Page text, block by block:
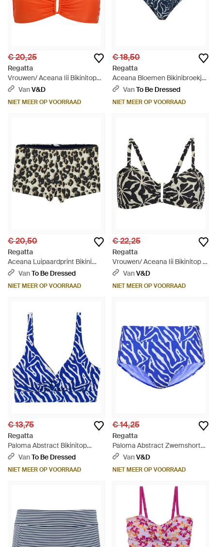
€ 20,25
Regatta
Vrouwen/ Aceana Iii Bikinitop
(Mandarijn Tango) - Oranje
VanV&D
NIET MEER OP VOORRAAD
€ 18,50
Regatta
Aceana Bloemen Bikinibroekje
(Marine) - Blauw
VanTo Be Dressed
NIET MEER OP VOORRAAD
€ 20,50
Regatta
Aceana Luipaardprint Bikini
Shorts (Multikleur) - Zwart
VanTo Be Dressed
NIET MEER OP VOORRAAD
€ 22,25
Regatta
Vrouwen/ Aceana Iii Bikinitop -
Zwart
VanV&D
NIET MEER OP VOORRAAD
€ 13,75
Regatta
Paloma Abstract Bikinitop
(Helderste) - Blauw
VanTo Be Dressed
NIET MEER OP VOORRAAD
€ 14,25
Regatta
Paloma Abstract Zwemshort
(Helderste) - Blauw
VanV&D
NIET MEER OP VOORRAAD